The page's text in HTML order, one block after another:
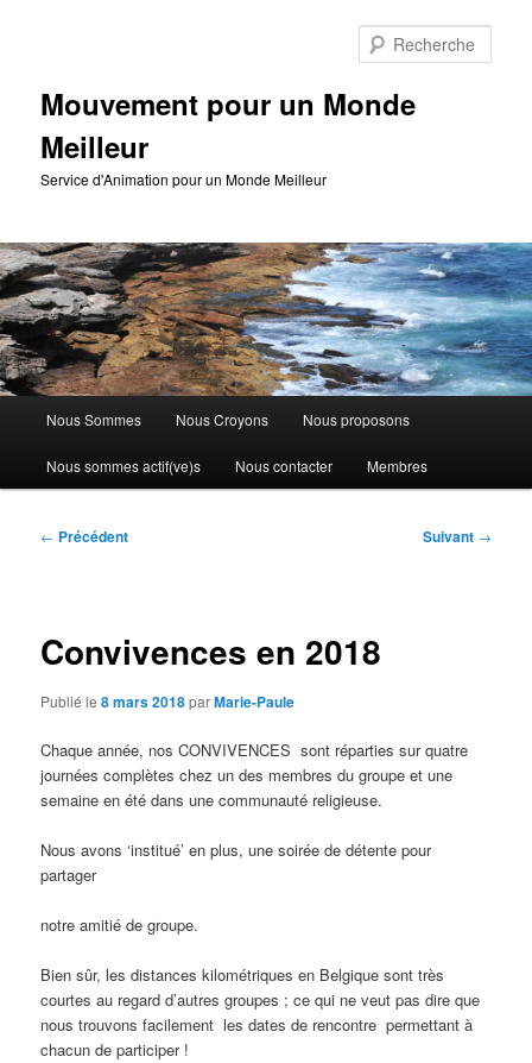
Mouvement pour un Monde
Meilleur
Service d'Animation pour un Monde Meilleur
principal
Nous Sommes Nous Croyons Nous proposons
Nous sommes actif(ve)s Nous contacter Membres
Navigation
← Précédent Suivant →
Convivences en 2018
Publié le8 mars 2018parMarie-Paule
Chaque année, nos CONVIVENCES sont réparties sur quatre
journées complètes chez un des membres du groupe et une
semaine en été dans une communauté religieuse.
Nous avons ‘institué’ en plus, une soirée de détente pour
partager
notre amitié de groupe.
Bien sûr, les distances kilométriques en Belgique sont très
courtes au regard d’autres groupes ; ce qui ne veut pas dire que
nous trouvons facilement les dates de rencontre permettant à
chacun de participer !